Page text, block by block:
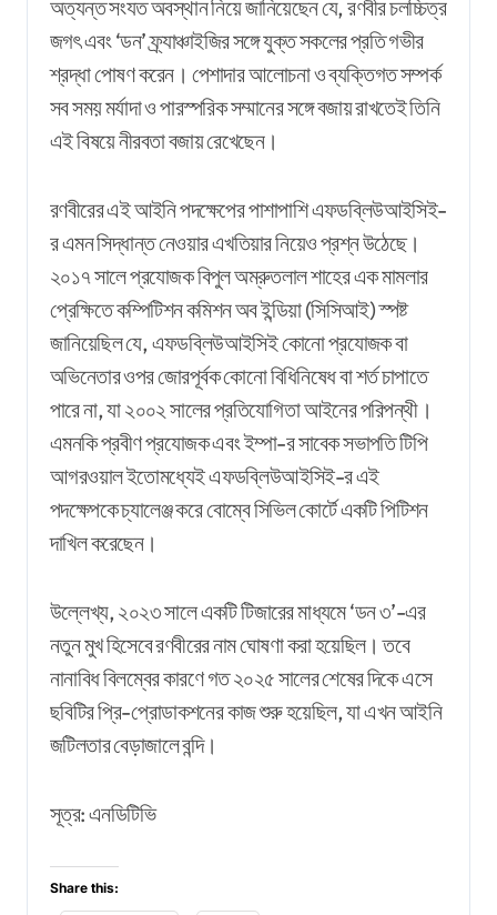
অত্যন্ত সংযত অবস্থান নিয়ে জানিয়েছেন যে, রণবীর চলচ্চিত্র
জগৎ এবং ‘ডন’ ফ্র্যাঞ্চাইজির সঙ্গে যুক্ত সকলের প্রতি গভীর
শ্রদ্ধা পোষণ করেন। পেশাদার আলোচনা ও ব্যক্তিগত সম্পর্ক
সব সময় মর্যাদা ও পারস্পরিক সম্মানের সঙ্গে বজায় রাখতেই তিনি
এই বিষয়ে নীরবতা বজায় রেখেছেন।
রণবীরের এই আইনি পদক্ষেপের পাশাপাশি এফডব্লিউআইসিই-
র এমন সিদ্ধান্ত নেওয়ার এখতিয়ার নিয়েও প্রশ্ন উঠেছে।
২০১৭ সালে প্রযোজক বিপুল অম্রুতলাল শাহের এক মামলার
প্রেক্ষিতে কম্পিটিশন কমিশন অব ইন্ডিয়া (সিসিআই) স্পষ্ট
জানিয়েছিল যে, এফডব্লিউআইসিই কোনো প্রযোজক বা
অভিনেতার ওপর জোরপূর্বক কোনো বিধিনিষেধ বা শর্ত চাপাতে
পারে না, যা ২০০২ সালের প্রতিযোগিতা আইনের পরিপন্থী।
এমনকি প্রবীণ প্রযোজক এবং ইম্পা-র সাবেক সভাপতি টিপি
আগরওয়াল ইতোমধ্যেই এফডব্লিউআইসিই-র এই
পদক্ষেপকে চ্যালেঞ্জ করে বোম্বে সিভিল কোর্টে একটি পিটিশন
দাখিল করেছেন।
উল্লেখ্য, ২০২৩ সালে একটি টিজারের মাধ্যমে ‘ডন ৩’-এর
নতুন মুখ হিসেবে রণবীরের নাম ঘোষণা করা হয়েছিল। তবে
নানাবিধ বিলম্বের কারণে গত ২০২৫ সালের শেষের দিকে এসে
ছবিটির প্রি-প্রোডাকশনের কাজ শুরু হয়েছিল, যা এখন আইনি
জটিলতার বেড়াজালে বন্দি।
সূত্র: এনডিটিভি
Share this: